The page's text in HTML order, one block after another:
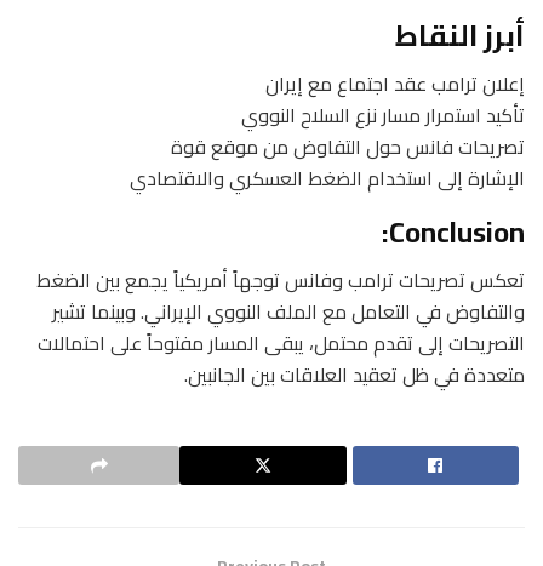
أبرز النقاط
إعلان ترامب عقد اجتماع مع إيران
تأكيد استمرار مسار نزع السلاح النووي
تصريحات فانس حول التفاوض من موقع قوة
الإشارة إلى استخدام الضغط العسكري والاقتصادي
Conclusion:
تعكس تصريحات ترامب وفانس توجهاً أمريكياً يجمع بين الضغط
والتفاوض في التعامل مع الملف النووي الإيراني. وبينما تشير
التصريحات إلى تقدم محتمل، يبقى المسار مفتوحاً على احتمالات
متعددة في ظل تعقيد العلاقات بين الجانبين.